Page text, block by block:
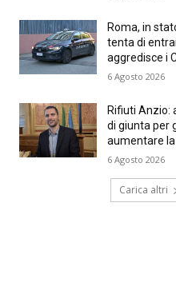
Roma, in
tenta di
aggredisce i
6 Agosto 2026
Rifiuti Anzio:
di giunta per
aumentare
6 Agosto 2026
Carica altri